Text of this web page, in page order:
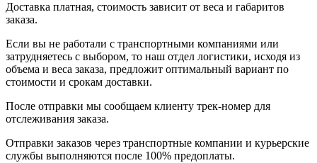
Доставка платная, стоимость зависит от веса и габаритов
заказа.
Если вы не работали с транспортными компаниями или
затрудняетесь с выбором, то наш отдел логистики, исходя из
объема и веса заказа, предложит оптимальный вариант по
стоимости и срокам доставки.
После отправки мы сообщаем клиенту трек-номер для
отслеживания заказа.
Отправки заказов через транспортные компании и курьерские
службы выполняются после 100% предоплаты.